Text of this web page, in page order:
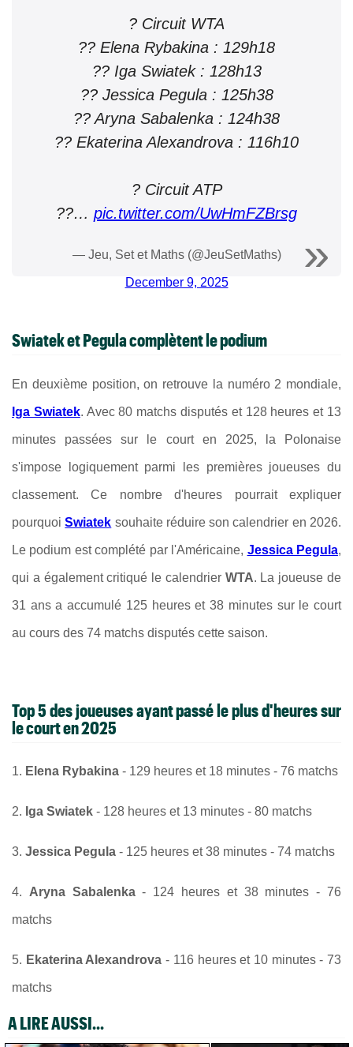
? Circuit WTA
?? Elena Rybakina : 129h18
?? Iga Swiatek : 128h13
?? Jessica Pegula : 125h38
?? Aryna Sabalenka : 124h38
?? Ekaterina Alexandrova : 116h10
? Circuit ATP
??… pic.twitter.com/UwHmFZBrsg
— Jeu, Set et Maths (@JeuSetMaths)
December 9, 2025
Swiatek et Pegula complètent le podium
En deuxième position, on retrouve la numéro 2 mondiale,
Iga Swiatek. Avec 80 matchs disputés et 128 heures et 13
minutes passées sur le court en 2025, la Polonaise
s'impose logiquement parmi les premières joueuses du
classement. Ce nombre d'heures pourrait expliquer
pourquoiSwiatek souhaite réduire son calendrier en 2026.
Le podium est complété par l'Américaine, Jessica Pegula,
qui a également critiqué le calendrierWTA. La joueuse de
31 ans a accumulé 125 heures et 38 minutes sur le court
au cours des 74 matchs disputés cette saison.
Top 5 des joueuses ayant passé le plus d'heures sur
le court en 2025
1. Elena Rybakina - 129 heures et 18 minutes - 76 matchs
2. Iga Swiatek - 128 heures et 13 minutes - 80 matchs
3. Jessica Pegula - 125 heures et 38 minutes - 74 matchs
4. Aryna Sabalenka- 124 heures et 38 minutes - 76
matchs
5. Ekaterina Alexandrova - 116 heures et 10 minutes - 73
matchs
A LIRE AUSSI...